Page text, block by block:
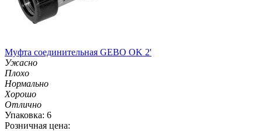
Муфта соединительная GEBO OK 2'
Ужасно
Плохо
Нормально
Хорошо
Отлично
Упаковка: 6
Розничная цена: